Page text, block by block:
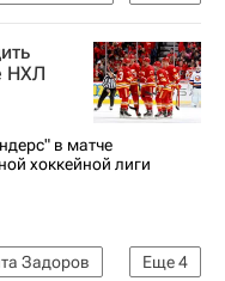
Флэймз
НХЛ
в матче
хоккейной лиги
Еще4
Задоров